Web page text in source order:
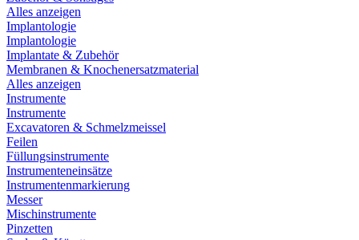
Alles anzeigen
Implantologie
Implantologie
Implantate & Zubehör
Membranen & Knochenersatzmaterial
Alles anzeigen
Instrumente
Instrumente
Excavatoren & Schmelzmeissel
Feilen
Füllungsinstrumente
Instrumenteneinsätze
Instrumentenmarkierung
Messer
Mischinstrumente
Pinzetten